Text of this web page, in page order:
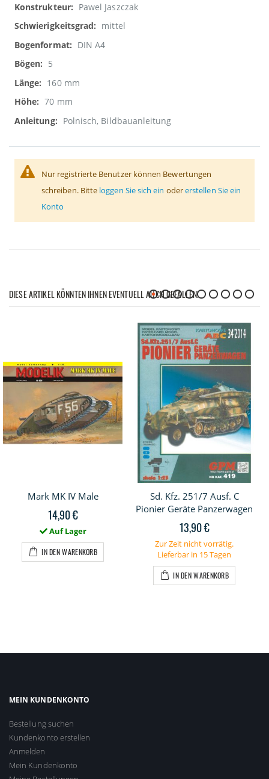
Pawel Jaszczak
mittel
DIN A4
5
160 mm
70 mm
Polnisch, Bildbauanleitung
Nur registrierte Benutzer können Bewertungen
schreiben. Bitte loggen Sie sich ein odererstellen Sie ein
Konto
DIESE ARTIKEL KÖNNTEN IHNEN EVENTUELL AUCH GEFALLEN!
Mark MK IV Male
14,90 €
Auf Lager
IN DEN WARENKORB
Sd. Kfz. 251/7 Ausf. C
Pionier Geräte Panzerwagen
13,90 €
Zur Zeit nicht vorrätig.
Lieferbar in 15 Tagen
IN DEN WARENKORB
MEIN KUNDENKONTO
Bestellung suchen
Kundenkonto erstellen
Anmelden
Mein Kundenkonto